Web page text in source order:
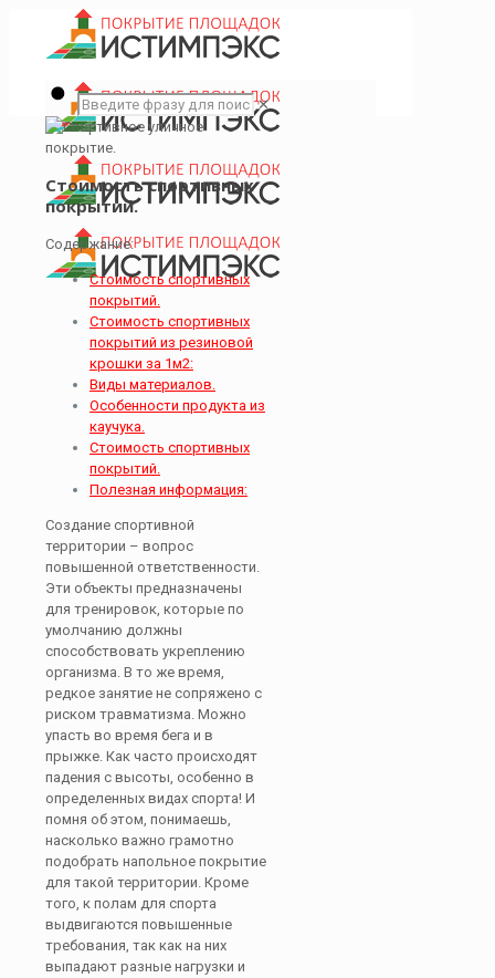
✕
Стоимость спортивных
покрытий.
Содержание:
Стоимость спортивных
покрытий.
Стоимость спортивных
покрытий из резиновой
крошки за 1м2:
Виды материалов.
Особенности продукта из
каучука.
Стоимость спортивных
покрытий.
Полезная информация:
Создание спортивной
территории – вопрос
повышенной ответственности.
Эти объекты предназначены
для тренировок, которые по
умолчанию должны
способствовать укреплению
организма. В то же время,
редкое занятие не сопряжено с
риском травматизма. Можно
упасть во время бега и в
прыжке. Как часто происходят
падения с высоты, особенно в
определенных видах спорта! И
помня об этом, понимаешь,
насколько важно грамотно
подобрать напольное покрытие
для такой территории. Кроме
того, к полам для спорта
выдвигаются повышенные
требования, так как на них
выпадают разные нагрузки и